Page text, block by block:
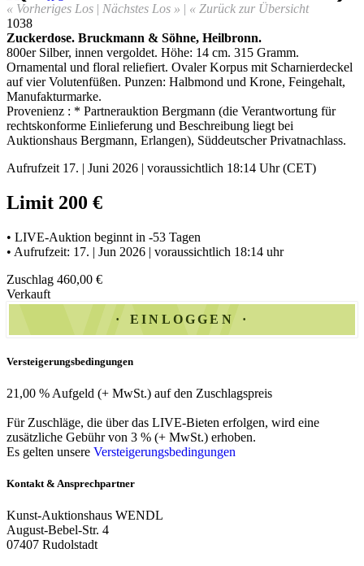
« Vorheriges Los | Nächstes Los » | « Zurück zur Übersicht
1038
Zuckerdose. Bruckmann & Söhne, Heilbronn.
800er Silber, innen vergoldet. Höhe: 14 cm. 315 Gramm.
Ornamental und floral reliefiert. Ovaler Korpus mit Scharnierdeckel
auf vier Volutenfüßen. Punzen: Halbmond und Krone, Feingehalt,
Manufakturmarke.
Provenienz : * Partnerauktion Bergmann (die Verantwortung für
rechtskonforme Einlieferung und Beschreibung liegt bei
Auktionshaus Bergmann, Erlangen), Süddeutscher Privatnachlass.
Aufrufzeit 17. | Juni 2026 | voraussichtlich 18:14 Uhr (CET)
Limit 200 €
• LIVE-Auktion beginnt in -53 Tagen
• Aufrufzeit: 17. | Jun 2026 | voraussichtlich 18:14 uhr
Zuschlag 460,00 €
Verkauft
EINLOGGEN
Versteigerungsbedingungen
21,00 % Aufgeld (+ MwSt.) auf den Zuschlagspreis
Für Zuschläge, die über das LIVE-Bieten erfolgen, wird eine
zusätzliche Gebühr von 3 % (+ MwSt.) erhoben.
Es gelten unsere Versteigerungsbedingungen
Kontakt & Ansprechpartner
Kunst-Auktionshaus WENDL
August-Bebel-Str. 4
07407 Rudolstadt